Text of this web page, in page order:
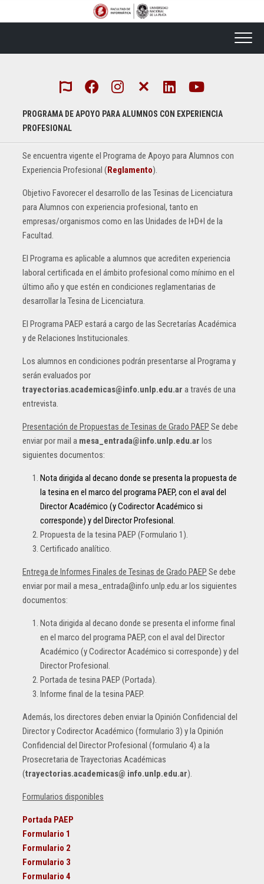
PROGRAMA DE APOYO PARA ALUMNOS CON EXPERIENCIA
PROFESIONAL
Se encuentra vigente el Programa de Apoyo para Alumnos con
Experiencia Profesional (Reglamento).
Objetivo Favorecer el desarrollo de las Tesinas de Licenciatura
para Alumnos con experiencia profesional, tanto en
empresas/organismos como en las Unidades de I+D+I de la
Facultad.
El Programa es aplicable a alumnos que acrediten experiencia
laboral certificada en el ámbito profesional como mínimo en el
último año y que estén en condiciones reglamentarias de
desarrollar la Tesina de Licenciatura.
El Programa PAEP estará a cargo de las Secretarías Académica
y de Relaciones Institucionales.
Los alumnos en condiciones podrán presentarse al Programa y
serán evaluados por
trayectorias.academicas@info.unlp.edu.ar a través de una
entrevista.
Presentación de Propuestas de Tesinas de Grado PAEP Se debe
enviar por mail a mesa_entrada@info.unlp.edu.ar los
siguientes documentos:
Nota dirigida al decano donde se presenta la propuesta de
la tesina en el marco del programa PAEP, con el aval del
Director Académico (y Codirector Académico si
corresponde) y del Director Profesional.
Propuesta de la tesina PAEP (Formulario 1).
Certificado analítico.
Entrega de Informes Finales de Tesinas de Grado PAEP Se debe
enviar por mail a mesa_entrada@info.unlp.edu.ar los siguientes
documentos:
Nota dirigida al decano donde se presenta el informe final
en el marco del programa PAEP, con el aval del Director
Académico (y Codirector Académico si corresponde) y del
Director Profesional.
Portada de tesina PAEP (Portada).
Informe final de la tesina PAEP.
Además, los directores deben enviar la Opinión Confidencial del
Director y Codirector Académico (formulario 3) y la Opinión
Confidencial del Director Profesional (formulario 4) a la
Prosecretaria de Trayectorias Académicas
(trayectorias.academicas@ info.unlp.edu.ar).
Formularios disponibles
Portada PAEP
Formulario 1
Formulario 2
Formulario 3
Formulario 4